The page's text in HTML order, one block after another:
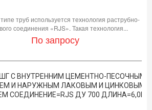
труб используется технология раструбно-
соединения «RJS». Такая технология...
По запросу
С ВНУТРЕННИМ ЦЕМЕНТНО-ПЕСОЧНЫМ
И НАРУЖНЫМ ЛАКОВЫМ И ЦИНКОВЫМ
СОЕДИНЕНИЕ=RJS ДУ 700 ДЛИНА=6,0М